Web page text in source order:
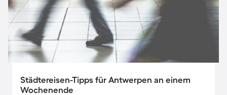
Städtereisen-Tipps für Antwerpen an einem
Wochenende